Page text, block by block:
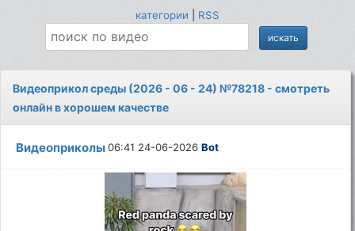
категории RSS
Видеоприкол среды (2026 - 06 - 24) №78218 - смотреть
онлайн в хорошем качестве
Видеоприколы06:41 24-06-2026Bot